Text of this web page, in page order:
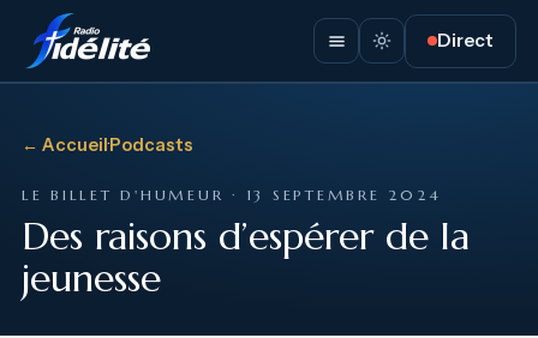
Direct
← Accueil·Podcasts
LE BILLET D'HUMEUR · 13 SEPTEMBRE 2024
Des raisons d’espérer de la
jeunesse